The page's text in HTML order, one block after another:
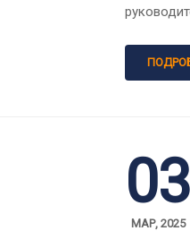
03
МАР, 2025